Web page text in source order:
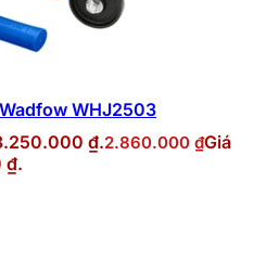
WHJ2503
₫.2.860.000 ₫Giá
₫.